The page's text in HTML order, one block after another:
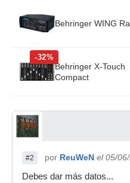
Behringer WING
-32%
Behringer X-Touch
Compact
#2 por ReuWeN el 05/
Debes dar más datos...